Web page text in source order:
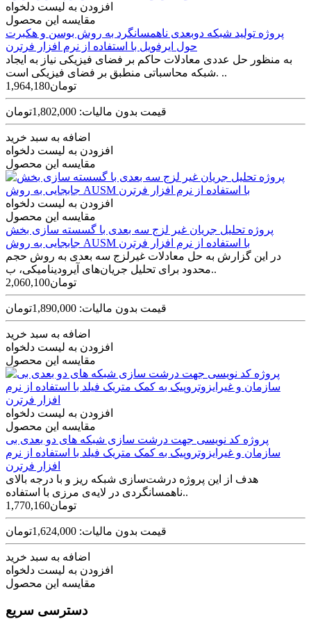
افزودن به لیست دلخواه
مقایسه این محصول
پروژه تولید شبکه دوبعدی ناهمسانگرد به روش بوسن و هکبرت
حول ایرفویل با استفاده از نرم افزار فرترن
به‌ منظور حل عددی معادلات حاکم بر فضای فیزیکی نیاز به ایجاد
شبکه محاسباتی منطبق بر فضای فیزیکی است. ..
1,964,180تومان
قیمت بدون مالیات: 1,802,000تومان
اضافه به سبد خرید
افزودن به لیست دلخواه
مقایسه این محصول
افزودن به لیست دلخواه
مقایسه این محصول
پروژه تحلیل جریان غیر لزج سه­ بعدی با گسسته سازی بخش
جابجایی به روش AUSM با استفاده از نرم افزار فرترن
در این گزارش به حل معادلات غیرلزج سه بعدی به روش حجم
محدود برای تحلیل جریان‌های آیرودینامیکی، ب..
2,060,100تومان
قیمت بدون مالیات: 1,890,000تومان
اضافه به سبد خرید
افزودن به لیست دلخواه
مقایسه این محصول
افزودن به لیست دلخواه
مقایسه این محصول
پروژه کد نویسی جهت درشت سازی شبکه های دو بعدی بی
سازمان و غیرایزوتروپیک به کمک متریک فیلد با استفاده از نرم
افزار فرترن
هدف از این پروژه درشت‏‌سازی شبکه‌‏ ریز و با درجه‏‌ بالای
ناهمسانگردی در لایه‌‏ی مرزی با استفاده..
1,770,160تومان
قیمت بدون مالیات: 1,624,000تومان
اضافه به سبد خرید
افزودن به لیست دلخواه
مقایسه این محصول
دسترسی سریع